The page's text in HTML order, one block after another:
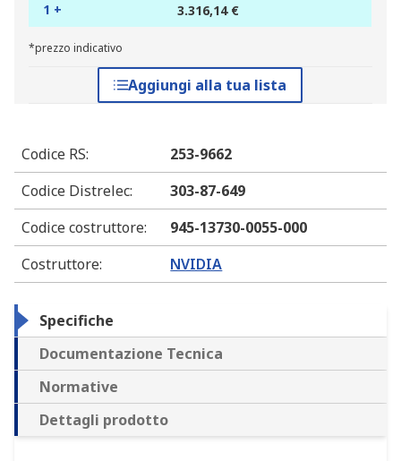
1 + 3.316,14 €
*prezzo indicativo
Aggiungi alla tua lista
Codice RS:
253-9662
Codice Distrelec:
303-87-649
Codice costruttore:
945-13730-0055-000
Costruttore: NVIDIA
Specifiche
Documentazione Tecnica
Normative
Dettagli prodotto